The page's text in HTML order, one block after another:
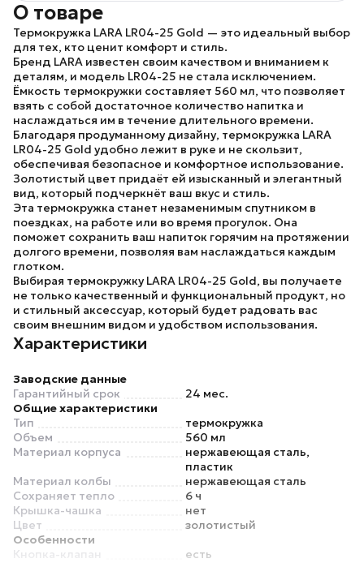
О товаре
Термокружка LARA LR04-25 Gold — это идеальный выбор
для тех, кто ценит комфорт и стиль.
Бренд LARA известен своим качеством и вниманием к
деталям, и модель LR04-25 не стала исключением.
Ёмкость термокружки составляет 560 мл, что позволяет
взять с собой достаточное количество напитка и
наслаждаться им в течение длительного времени.
Благодаря продуманному дизайну, термокружка LARA
LR04-25 Gold удобно лежит в руке и не скользит,
обеспечивая безопасное и комфортное использование.
Золотистый цвет придаёт ей изысканный и элегантный
вид, который подчеркнёт ваш вкус и стиль.
Эта термокружка станет незаменимым спутником в
поездках, на работе или во время прогулок. Она
поможет сохранить ваш напиток горячим на протяжении
долгого времени, позволяя вам наслаждаться каждым
глотком.
Выбирая термокружку LARA LR04-25 Gold, вы получаете
не только качественный и функциональный продукт, но
и стильный аксессуар, который будет радовать вас
своим внешним видом и удобством использования.
Характеристики
Заводские данные
Гарантийный срок
24 мес.
Общие характеристики
Тип
термокружка
Объем
560 мл
Материал корпуса
нержавеющая сталь,
пластик
Материал колбы
нержавеющая сталь
Сохраняет тепло
6 ч
Крышка-чашка
нет
Цвет
золотистый
Особенности
Кнопка-клапан
есть